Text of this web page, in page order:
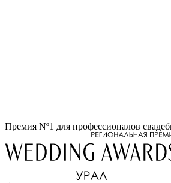
Перейти
содержимому
Премия Nº1 для профессионалов